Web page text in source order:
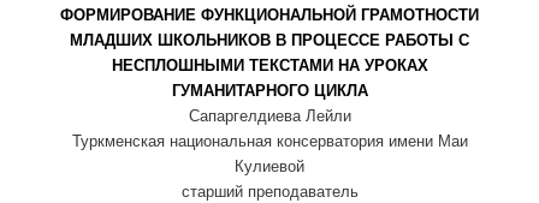
ФОРМИРОВАНИЕ ФУНКЦИОНАЛЬНОЙ ГРАМОТНОСТИ
МЛАДШИХ ШКОЛЬНИКОВ В ПРОЦЕССЕ РАБОТЫ С
НЕСПЛОШНЫМИ ТЕКСТАМИ НА УРОКАХ
ГУМАНИТАРНОГО ЦИКЛА
Сапаргелдиева Лейли
Туркменская национальная консерватория имени Маи
Кулиевой
старший преподаватель